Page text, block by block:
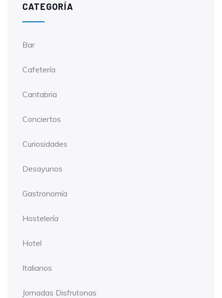
CATEGORÍA
Bar
Cafetería
Cantabria
Conciertos
Curiosidades
Desayunos
Gastronomía
Hostelería
Hotel
Italianos
Jornadas Disfrutonas